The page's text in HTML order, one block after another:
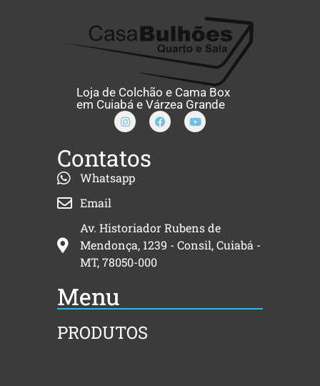
Loja de Colchão e Cama Box
em Cuiabá e Várzea Grande
Contatos
Whatsapp
Email
Av. Historiador Rubens de
Mendonça, 1239 - Consil, Cuiabá -
MT, 78050-000
Menu
PRODUTOS